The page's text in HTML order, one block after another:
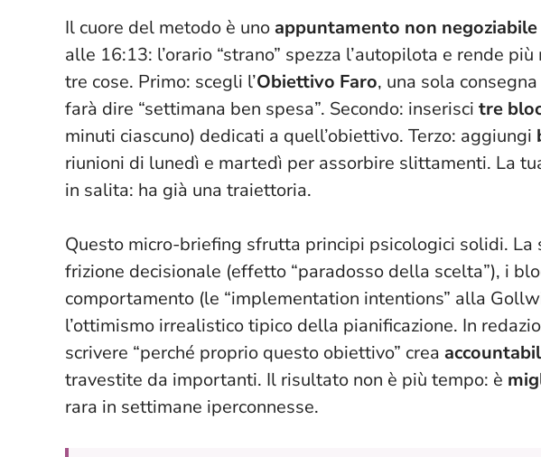
Il cuore del metodo è uno appuntamento non negoziabile
alle 16:13: l’orario “strano” spezza l’autopilota e rende
tre cose. Primo: scegli l’Obiettivo Faro, una sola
farà dire “settimana ben spesa”. Secondo: inserisci tre
minuti ciascuno) dedicati a quell’obiettivo. Terzo: aggiungi
riunioni di lunedì e martedì per assorbire slittamenti. La
in salita: ha già una traiettoria.
Questo micro-briefing sfrutta principi psicologici solidi. La
frizione decisionale (effetto “paradosso della scelta”), i
comportamento (le “implementation intentions” alla
l’ottimismo irrealistico tipico della pianificazione. In
scrivere “perché proprio questo obiettivo” crea
travestite da importanti. Il risultato non è più tempo: è
rara in settimane iperconnesse.